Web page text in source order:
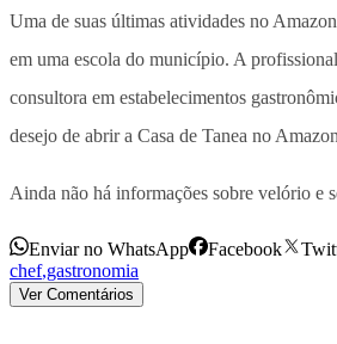
Uma de suas últimas atividades no
em uma escola do município. A
consultora em estabelecimentos
desejo de abrir a Casa de Tanea no
Ainda não há informações sobre velório e
Enviar no WhatsApp Facebook
chef,gastronomia
Ver Comentários